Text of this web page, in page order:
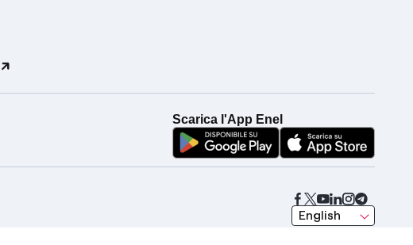
Scarica l'App Enel
English
seleziona una